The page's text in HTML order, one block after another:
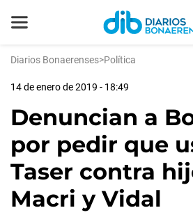
Diarios Bonaerenses>Política
14 de enero de 2019 - 18:49
Denuncian a
por pedir que
Taser contra
Macri y Vidal